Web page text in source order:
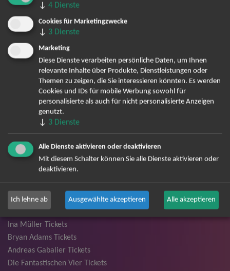
Bereits angemeldet? Hier können Sie sich abmelden ...
TOP-Events
André Rieu Tickets
David Garrett Tickets
Andrea Berg Tickets
Unheilig Tickets
Santiano Tickets
Ina Müller Tickets
Bryan Adams Tickets
Andreas Gabalier Tickets
Die Fantastischen Vier Tickets
↓ 4 Dienste
Cookies für Marketingzwecke
↓ 3 Dienste
Marketing
Diese Dienste verarbeiten persönliche Daten, um Ihnen
relevante Inhalte über Produkte, Dienstleistungen oder
Themen zu zeigen, die Sie interessieren könnten. Es werden
Cookies und IDs für mobile Werbung sowohl für
personalisierte als auch für nicht personalisierte Anzeigen
genutzt.
↓ 3 Dienste
Alle Dienste aktivieren oder deaktivieren
Mit diesem Schalter können Sie alle Dienste aktivieren oder
deaktivieren.
Ich lehne ab Ausgewählte akzeptieren Alle akzeptieren